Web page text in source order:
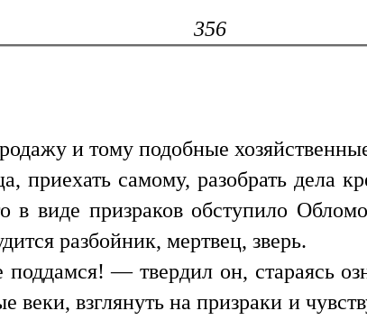
356
и тому подобные
приехать самому, разобрать дела
виде призраков обступило
разбойник, мертвец, зверь.
— твердил он, стараясь
веки, взглянуть на призраки и